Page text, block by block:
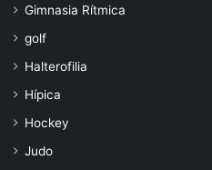
Gimnasia Rítmica
golf
Halterofilia
Hípica
Hockey
Judo